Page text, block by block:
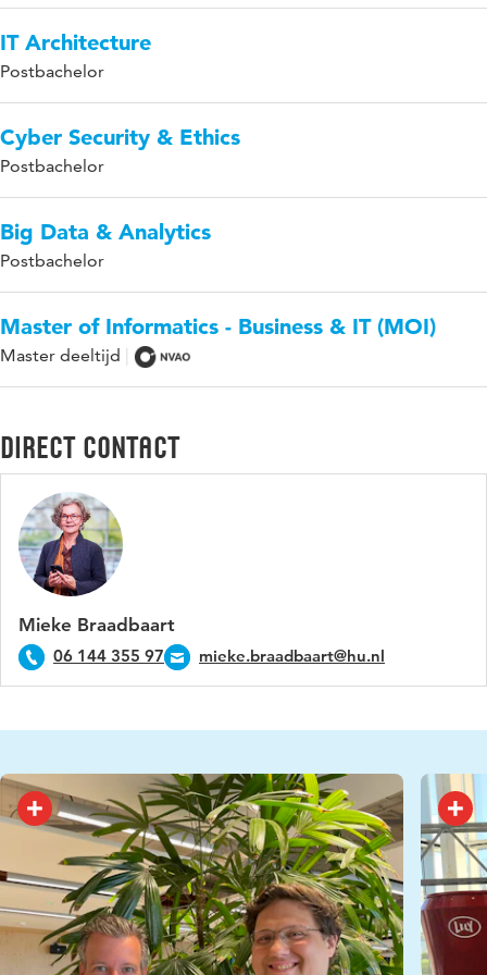
seconds
of
2
3
Wat zijn microcredentials?
IT Architecture
Postbachelor
Cyber Security & Ethics
Postbachelor
Big Data & Analytics
Postbachelor
Master of Informatics - Business & IT (MOI)
Master deeltijd
Direct contact
Mieke Braadbaart
06 144 355 97 mieke.braadbaart@hu.nl